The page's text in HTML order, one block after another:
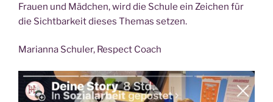
Frau­en und Mäd­chen, wird die Schu­le ein Zei­chen für
die Sicht­bar­keit die­ses The­mas setzen.
Mari­an­na Schul­er, Respect Coach